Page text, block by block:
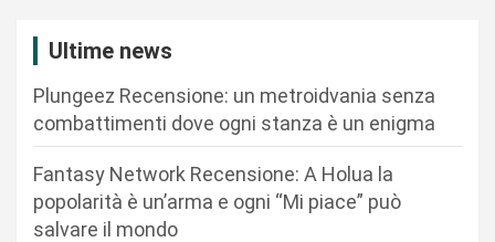
Ultime news
Plungeez Recensione: un metroidvania senza
combattimenti dove ogni stanza è un enigma
Fantasy Network Recensione: A Holua la
popolarità è un’arma e ogni “Mi piace” può
salvare il mondo